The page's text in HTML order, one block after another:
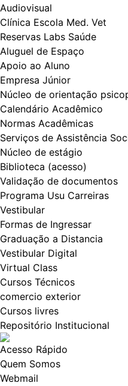
Audiovisual
Clínica Escola Med. Vet
Reservas Labs Saúde
Aluguel de Espaço
Apoio ao Aluno
Empresa Júnior
Núcleo de orientação
Calendário Acadêmico
Normas Acadêmicas
Serviços de Assistência
Núcleo de estágio
Biblioteca (acesso)
Validação de documentos
Programa Usu Carreiras
Vestibular
Formas de Ingressar
Graduação a Distancia
Vestibular Digital
Virtual Class
Cursos Técnicos
comercio exterior
Cursos livres
Repositório Institucional
Acesso Rápido
Quem Somos
Webmail